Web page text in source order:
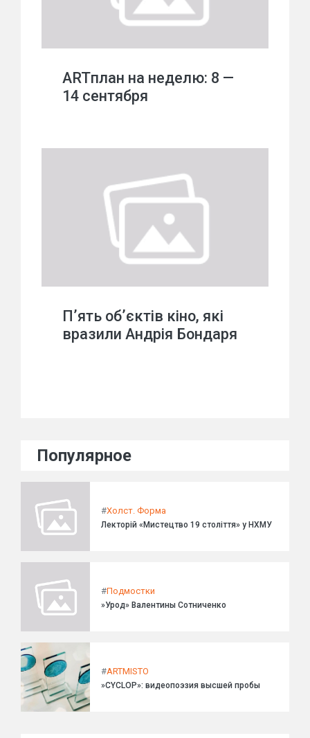
ARTплан на неделю: 8 —
14 сентября
П’ять об’єктів кіно, які
вразили Андрія Бондаря
Популярное
#Холст. Форма
Лекторій «Мистецтво 19 століття» у НХМУ
#Подмостки
»Урод» Валентины Сотниченко
#ARTMISTO
»CYCLOP»: видеопоэзия высшей пробы